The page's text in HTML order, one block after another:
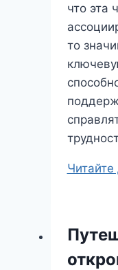
что эта
то
Читайте